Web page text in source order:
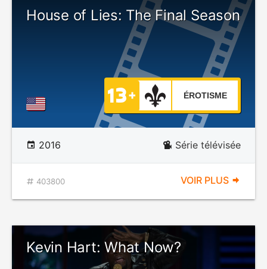
House of Lies: The Final Season
ÉROTISME
2016 Série télévisée
403800 VOIR PLUS
Kevin Hart: What Now?